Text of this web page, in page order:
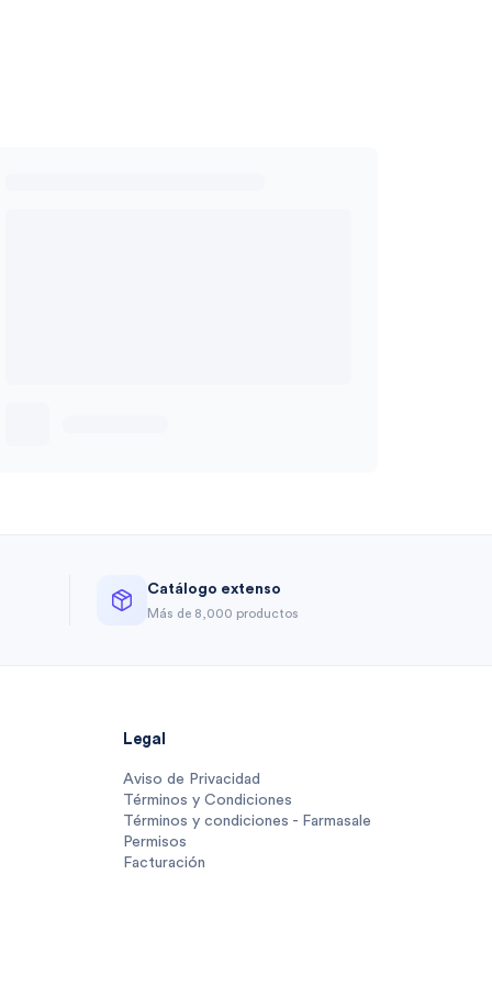
Catálogo extenso
Más de 8,000 productos
Legal
Aviso de Privacidad
Términos y Condiciones
Términos y condiciones - Farmasale
Permisos
Facturación